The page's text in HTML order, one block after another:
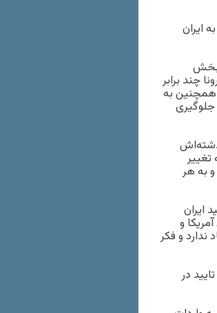
نگاه غیر کارشناسی، توهم‌آمیز و مبتنی بر تئوری توطئه در ابتدای ورود بیماری کووید -۱۹ به ایران
بخش
چند برابر
همچنین به
در کشور است، در سخنانی با ۱۸۰ درجه تغییر
به هر
تولید ایران
و
و فکر
در